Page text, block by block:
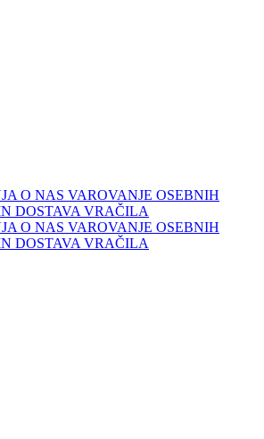
O NAS VAROVANJE OSEBNIH
DOSTAVA VRAČILA
O NAS VAROVANJE OSEBNIH
DOSTAVA VRAČILA